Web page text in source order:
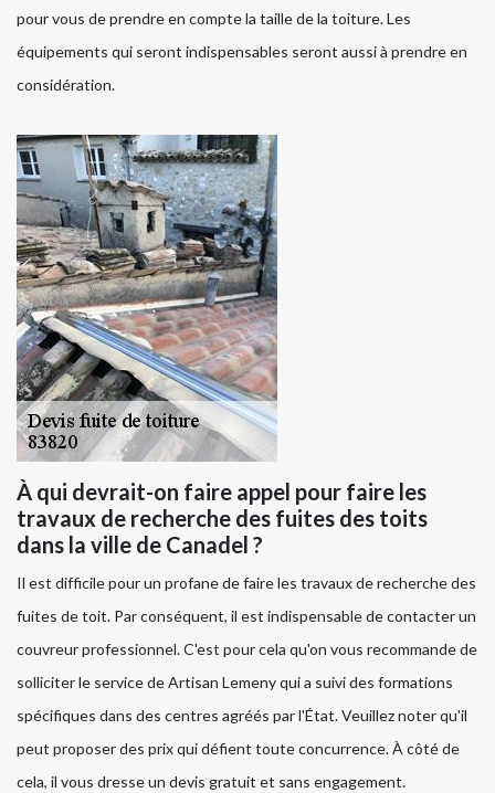
pour vous de prendre en compte la taille de la toiture. Les
équipements qui seront indispensables seront aussi à prendre en
considération.
À qui devrait-on faire appel pour faire les
travaux de recherche des fuites des toits
dans la ville de Canadel ?
Il est difficile pour un profane de faire les travaux de recherche des
fuites de toit. Par conséquent, il est indispensable de contacter un
couvreur professionnel. C'est pour cela qu'on vous recommande de
solliciter le service de Artisan Lemeny qui a suivi des formations
spécifiques dans des centres agréés par l'État. Veuillez noter qu'il
peut proposer des prix qui défient toute concurrence. À côté de
cela, il vous dresse un devis gratuit et sans engagement.